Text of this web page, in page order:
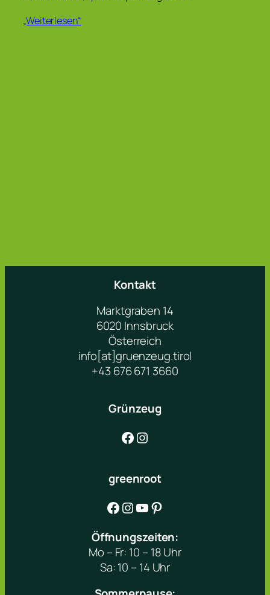
„Weiterlesen“
Kontakt
Marktgraben 14
6020 Innsbruck
Österreich
info[at]gruenzeug.tirol
+43 676 671 3660
Grünzeug
Facebook Instagram
greenroot
Facebook Instagram YouTube Pinterest
Öffnungszeiten:
Mo – Fr: 10 – 18 Uhr
Sa: 10 – 14 Uhr